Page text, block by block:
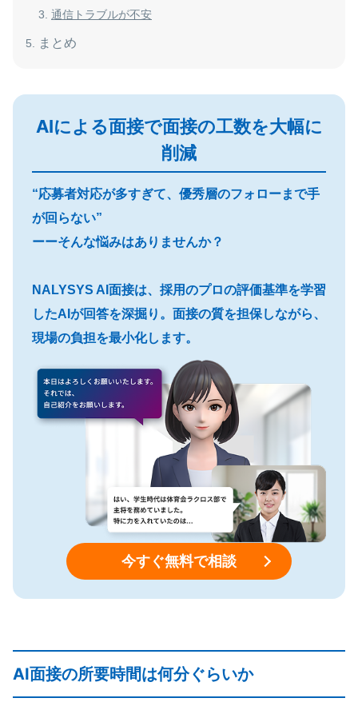
通信トラブルが不安
まとめ
AIによる面接で面接の工数を大幅に
削減
“応募者対応が多すぎて、優秀層のフォローまで手
が回らない”
ーーそんな悩みはありませんか？
NALYSYS AI面接は、採用のプロの評価基準を学習
したAIが回答を深掘り。面接の質を担保しながら、
現場の負担を最小化します。
今すぐ無料で相談
AI面接の所要時間は何分ぐらいか